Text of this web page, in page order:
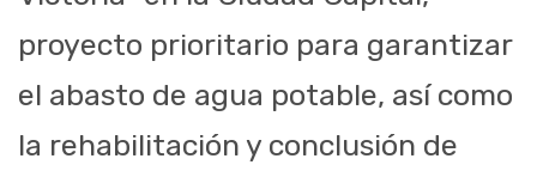
proyecto prioritario para garantizar
el abasto de agua potable, así como
la rehabilitación y conclusión de